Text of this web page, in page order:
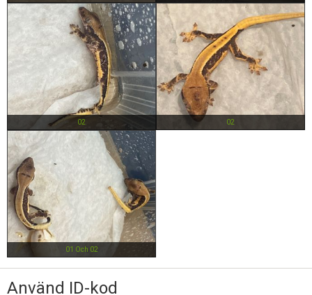
02 02
01 Och 02
Använd ID-kod